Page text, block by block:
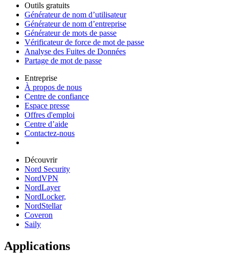
Outils gratuits
Générateur de nom d’utilisateur
Générateur de nom d’entreprise
Générateur de mots de passe
Vérificateur de force de mot de passe
Analyse des Fuites de Données
Partage de mot de passe
Entreprise
À propos de nous
Centre de confiance
Espace presse
Offres d'emploi
Centre d’aide
Contactez-nous
Découvrir
Nord Security
NordVPN
NordLayer
NordLocker,
NordStellar
Coveron
Saily
Applications